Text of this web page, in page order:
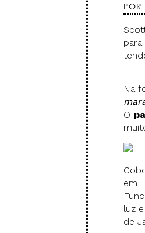
POR
Na
O
em
luz
de